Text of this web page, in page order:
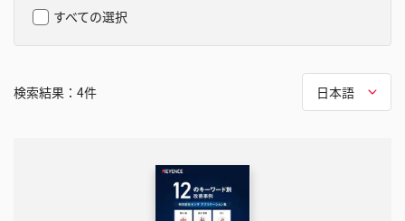
すべての選択
検索結果： 4件 日本語